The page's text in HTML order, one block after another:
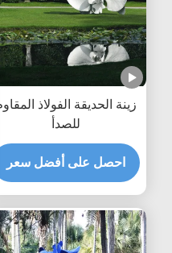
زينة الحديقة الفولاذ المقاوم
للصدأ
احصل على أفضل سعر